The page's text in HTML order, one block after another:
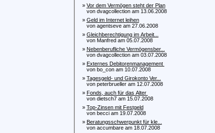
» Vor dem Vermögen steht der Plan
von dvagcollection am 13.06.2008
» Geld im Internet leihen
von agentseve am 27.06.2008
» Gleichberechtigung im Arbeit...
von Manfred am 05.07.2008
» Nebenberufliche Vermögensber...
von dvagcollection am 03.07.2008
» Externes Debitorenmanagement
von bo_con am 10.07.2008
» Tagesgeld- und Girokonto Ver...
von peterbrueller am 12.07.2008
» Fonds, auch für das Alter
von dietsch7 am 15.07.2008
» Top-Zinsen mit Festgeld
von becci am 19.07.2008
» Beratungsschwerpunkt für kle...
von accumbare am 18.07.2008